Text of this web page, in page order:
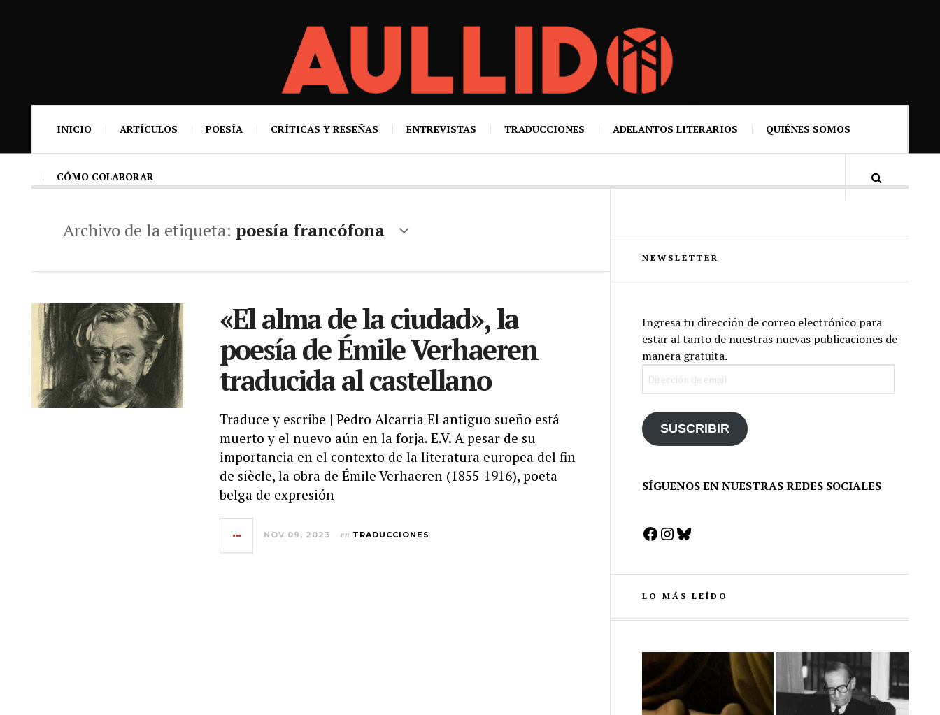
INICIO ARTÍCULOS POESÍA CRÍTICAS Y RESEÑAS ENTREVISTAS TRADUCCIONES ADELANTOS LITERARIOS QUIÉNES SOMOS
CÓMO COLABORAR
Archivo de la etiqueta: poesía francófona
«El alma de la ciudad», la
poesía de Émile Verhaeren
traducida al castellano
Traduce y escribe | Pedro Alcarria El antiguo sueño está
muerto y el nuevo aún en la forja. E.V. A pesar de su
importancia en el contexto de la literatura europea del fin
de siècle, la obra de Émile Verhaeren (1855-1916), poeta
belga de expresión
NOV 09, 2023 en TRADUCCIONES
NEWSLETTER
Ingresa tu dirección de correo electrónico para
estar al tanto de nuestras nuevas publicaciones de
manera gratuita.
SUSCRIBIR
SÍGUENOS EN NUESTRAS REDES SOCIALES
Facebook
Instagram
Bluesky
LO MÁS LEÍDO